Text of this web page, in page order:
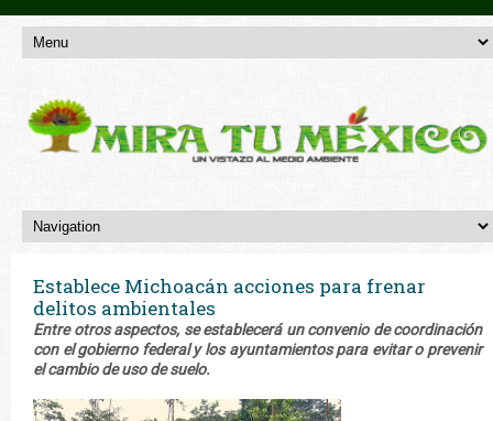
Establece Michoacán acciones para frenar
delitos ambientales
Entre otros aspectos, se establecerá un convenio de coordinación
con el gobierno federal y los ayuntamientos para evitar o prevenir
el cambio de uso de suelo.